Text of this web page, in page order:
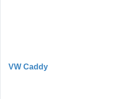
VW Caddy